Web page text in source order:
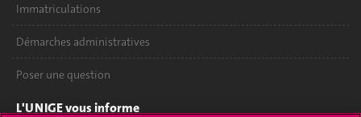
Immatriculations
Démarches administratives
Poser une question
L'UNIGE vous informe